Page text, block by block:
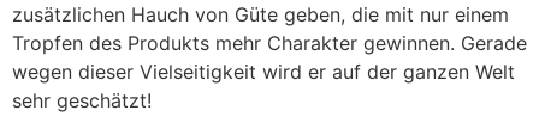
zusätzlichen Hauch von Güte geben, die mit nur einem
Tropfen des Produkts mehr Charakter gewinnen. Gerade
wegen dieser Vielseitigkeit wird er auf der ganzen Welt
sehr geschätzt!